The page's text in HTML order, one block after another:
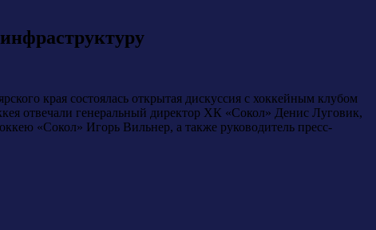
края состоялась открытая дискуссия с хоккейным клубом
отвечали генеральный директор ХК «Сокол» Денис Луговик,
«Сокол» Игорь Вильнер, а также руководитель пресс-